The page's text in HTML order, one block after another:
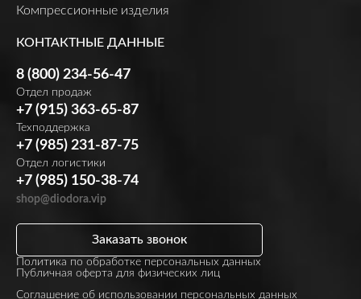
Компрессионные изделия
КОНТАКТНЫЕ ДАННЫЕ
8 (800) 234-56-47
Отдел продаж
+7 (915) 363-65-87
Техподдержка
+7 (985) 231-87-75
Отдел логистики
+7 (985) 150-38-74
shop@diodora.vip
Политика по обработке персональных данных
Публичная оферта для физических лиц
Заказать звонок
Соглашение об использовании персональных данных